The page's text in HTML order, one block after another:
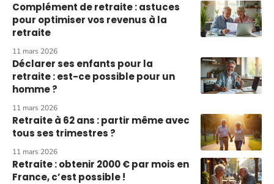
Complément de retraite : astuces
pour optimiser vos revenus à la
retraite
11 mars 2026
Déclarer ses enfants pour la
retraite : est-ce possible pour un
homme ?
11 mars 2026
Retraite à 62 ans : partir même avec
tous ses trimestres ?
11 mars 2026
Retraite : obtenir 2000 € par mois en
France, c’est possible !